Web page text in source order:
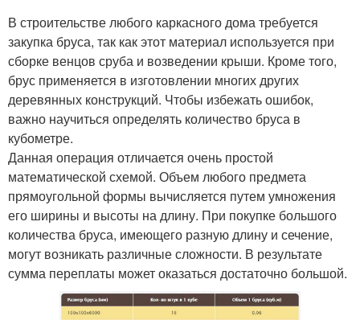
В строительстве любого каркасного дома требуется
закупка бруса, так как этот материал используется при
сборке венцов сруба и возведении крыши. Кроме того,
брус применяется в изготовлении многих других
деревянных конструкций. Чтобы избежать ошибок,
важно научиться определять количество бруса в
кубометре.
Данная операция отличается очень простой
математической схемой. Объем любого предмета
прямоугольной формы вычисляется путем умножения
его ширины и высоты на длину. При покупке большого
количества бруса, имеющего разную длину и сечение,
могут возникать различные сложности. В результате
сумма переплаты может оказаться достаточно большой.